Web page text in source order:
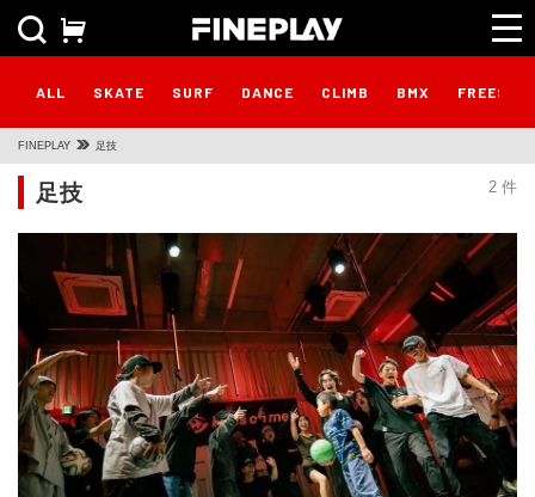
ALL SKATE SURF DANCE CLIMB BMX
FINEPLAY 足技
2 件
足技